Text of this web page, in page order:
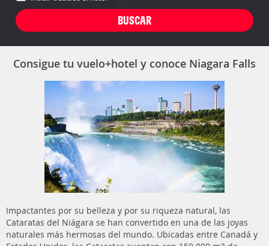
Consigue tu vuelo+hotel y conoce Niagara Falls
Impactantes por su belleza y por su riqueza natural, las
Cataratas del Niágara se han convertido en una de las joyas
naturales más hermosas del mundo. Ubicadas entre Canadá y